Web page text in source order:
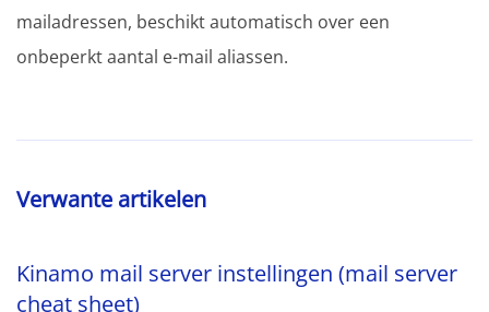
mailadressen, beschikt automatisch over een
onbeperkt aantal e-mail aliassen.
Verwante artikelen
Kinamo mail server instellingen (mail server
cheat sheet)